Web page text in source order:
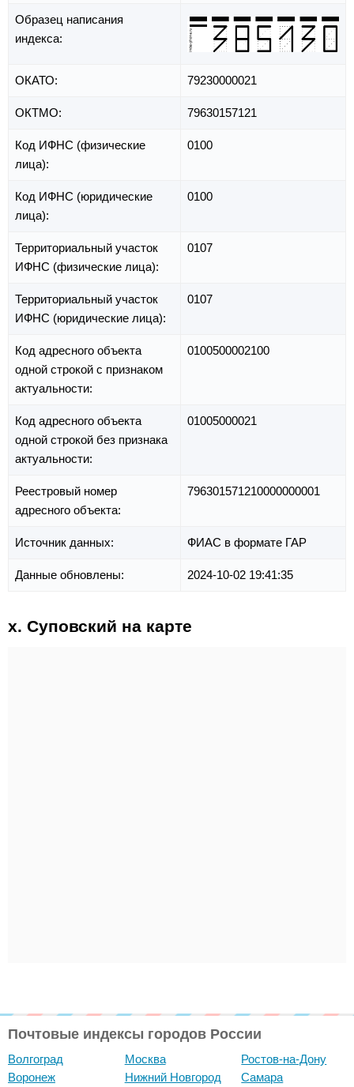
Образец написания
индекса:
ОКАТО: 79230000021
ОКТМО: 79630157121
Код ИФНС (физические
лица):
0100
Код ИФНС (юридические
лица):
0100
Территориальный участок
ИФНС (физические лица):
0107
Территориальный участок
ИФНС (юридические лица):
0107
Код адресного объекта
одной строкой с признаком
актуальности:
0100500002100
Код адресного объекта
одной строкой без признака
актуальности:
01005000021
Реестровый номер
адресного объекта:
796301571210000000001
Источник данных: ФИАС в формате ГАР
Данные обновлены: 2024-10-02 19:41:35
х. Суповский на карте
Почтовые индексы городов России
Волгоград
Воронеж
Москва
Нижний Новгород
Ростов-на-Дону
Самара